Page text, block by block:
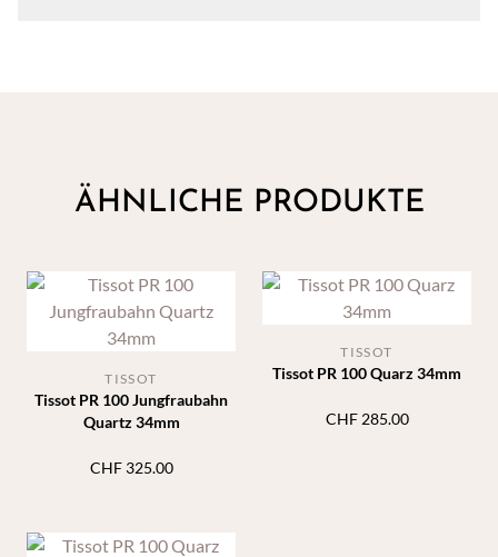
ÄHNLICHE PRODUKTE
Tissot PR 100 Jungfraubahn
Quartz 34mm
TISSOT
CHF325.00
Tissot PR 100 Quarz 34mm
TISSOT
CHF285.00